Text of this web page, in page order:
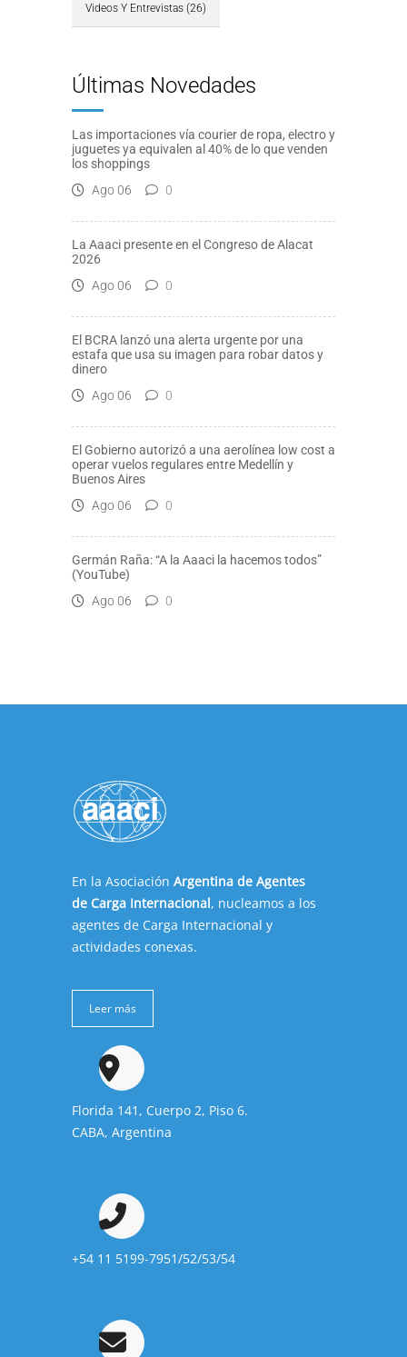
Videos Y Entrevistas (26)
Últimas Novedades
Las importaciones vía courier de ropa, electro y
juguetes ya equivalen al 40% de lo que venden
los shoppings
Ago 06
0
La Aaaci presente en el Congreso de Alacat
2026
Ago 06
0
El BCRA lanzó una alerta urgente por una
estafa que usa su imagen para robar datos y
dinero
Ago 06
0
El Gobierno autorizó a una aerolínea low cost a
operar vuelos regulares entre Medellín y
Buenos Aires
Ago 06
0
Germán Raña: “A la Aaaci la hacemos todos”
(YouTube)
Ago 06
0
En la Asociación Argentina de Agentes
de Carga Internacional, nucleamos a los
agentes de Carga Internacional y
actividades conexas.
Leer más
Florida 141, Cuerpo 2, Piso 6.
CABA, Argentina
+54 11 5199-7951/52/53/54